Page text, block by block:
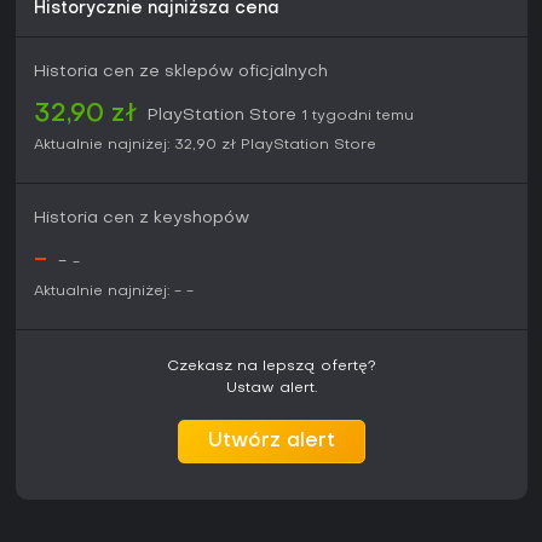
wyłącznie konkurencyjne tryby wieloosobowe lub
Historycznie najniższa cena
Historia cen ze sklepów oficjalnych
32,90 zł PlayStation Store 1 tygodni temu
Aktualnie najniżej: 32,90 zł PlayStation Store
Historia cen z keyshopów
- - -
Aktualnie najniżej: - -
Czekasz na lepszą ofertę?
Ustaw alert.
Utwórz alert